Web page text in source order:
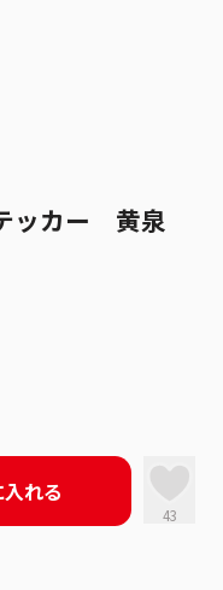
ッカー 黄泉
れる
43